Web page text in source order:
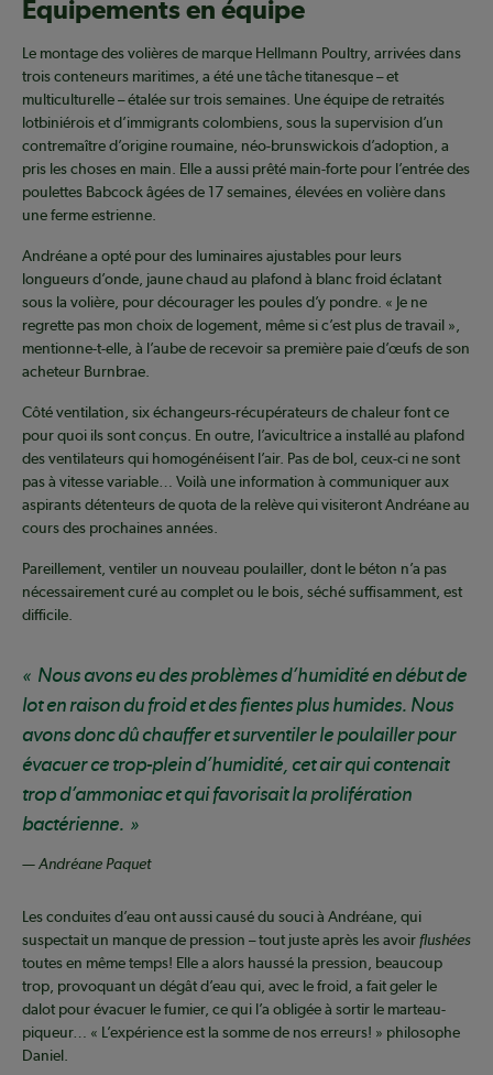
Équipements en équipe
Le montage des volières de marque Hellmann Poultry, arrivées dans
trois conteneurs maritimes, a été une tâche titanesque – et
multiculturelle – étalée sur trois semaines. Une équipe de retraités
lotbiniérois et d’immigrants colombiens, sous la supervision d’un
contremaître d’origine roumaine, néo-brunswickois d’adoption, a
pris les choses en main. Elle a aussi prêté main-forte pour l’entrée des
poulettes Babcock âgées de 17 semaines, élevées en volière dans
une ferme estrienne.
Andréane a opté pour des luminaires ajustables pour leurs
longueurs d’onde, jaune chaud au plafond à blanc froid éclatant
sous la volière, pour décourager les poules d’y pondre. « Je ne
regrette pas mon choix de logement, même si c’est plus de travail »,
mentionne-t-elle, à l’aube de recevoir sa première paie d’œufs de son
acheteur Burnbrae.
Côté ventilation, six échangeurs-récupérateurs de chaleur font ce
pour quoi ils sont conçus. En outre, l’avicultrice a installé au plafond
des ventilateurs qui homogénéisent l’air. Pas de bol, ceux-ci ne sont
pas à vitesse variable… Voilà une information à communiquer aux
aspirants détenteurs de quota de la relève qui visiteront Andréane au
cours des prochaines années.
Pareillement, ventiler un nouveau poulailler, dont le béton n’a pas
nécessairement curé au complet ou le bois, séché suffisamment, est
difficile.
Nous avons eu des problèmes d’humidité en début de
lot en raison du froid et des fientes plus humides. Nous
avons donc dû chauffer et surventiler le poulailler pour
évacuer ce trop-plein d’humidité, cet air qui contenait
trop d’ammoniac et qui favorisait la prolifération
bactérienne.
— Andréane Paquet
Les conduites d’eau ont aussi causé du souci à Andréane, qui
suspectait un manque de pression – tout juste après les avoir flushées
toutes en même temps! Elle a alors haussé la pression, beaucoup
trop, provoquant un dégât d’eau qui, avec le froid, a fait geler le
dalot pour évacuer le fumier, ce qui l’a obligée à sortir le marteau-
piqueur… « L’expérience est la somme de nos erreurs! » philosophe
Daniel.